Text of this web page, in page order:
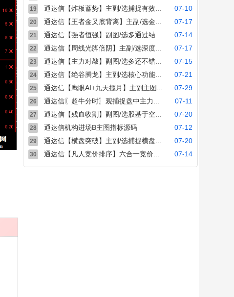
19 通达信【炸板蓄势】主副/选捕捉有效... 07-10
20 通达信【王者金叉底背离】主副/选金... 07-17
21 通达信【强者恒强】副图/选多通过结... 07-14
22 通达信【周线光脚倍阴】主副/选深度... 07-17
23 通达信【主力对敲】副图/选多还不错... 07-15
24 通达信【绝谷腾龙】主副/选核心功能... 07-21
25 通达信【鹰眼AI+九天揽月】主副主图... 07-29
26 通达信〖超牛分时〗观捕捉盘中主力... 07-11
27 通达信【残血收割】副图/选股基于空... 07-20
28 通达信机构进场B主图指标源码 07-12
29 通达信【横盘突破】主副/选捕捉横盘... 07-20
30 通达信【凡人竞价排序】六合一竞价... 07-14